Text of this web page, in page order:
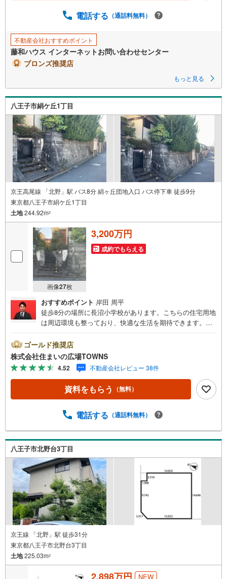
電話する （通話料無料）
不動産会社おすすめポイント
藤和ハウス インターネットお問い合わせセンター
ブロンズ推奨店
もっと見る
八王子市絹ケ丘1丁目
京王高尾線 「北野」駅 バス8分 絹ヶ丘団地入口 バス停下車 徒歩9分
東京都八王子市絹ケ丘1丁目
土地244.92m2
画像27枚
3,200万円
成約でもらえる
おすすめポイント 岸田 周平
徒歩8分の場所に長沼小学校があります。こちらの住宅用地
は周辺環境も整っており、快適な生活を期待できます。駅
過ごすことができる第一種低層住居専用地域は、ニーズも
高くおすすめです。土地面積は244.92平米（公簿）でござ
います。環境の良いエリアにある売地です。【年中無休/9:
00～21:00】人気物件は特にお問い合わせが集中するため、
お早めにお電話下さい。「室内・現地を見学する」ボタン
よりご予約頂くとご見学がスムーズです。■その他、各種ご
ンのシミュレーション■住まいの広場TOWNSからお客様へ
ご紹介させて頂きます！ /他社様掲載物件も併せてご紹介可
能ですのでお気軽にお問い合わせ下さい♪駐車場もござい
ますので、お車でのお越しも大歓迎です！
ゴールド推奨店
株式会社住まいの広場TOWNS
4.52 不動産会社レビュー 38件
資料をもらう （無料）
電話する （通話料無料）
八王子市北野台3丁目
京王線 「北野」駅 徒歩31分
東京都八王子市北野台3丁目
土地225.03m2
2,898万円 NEW